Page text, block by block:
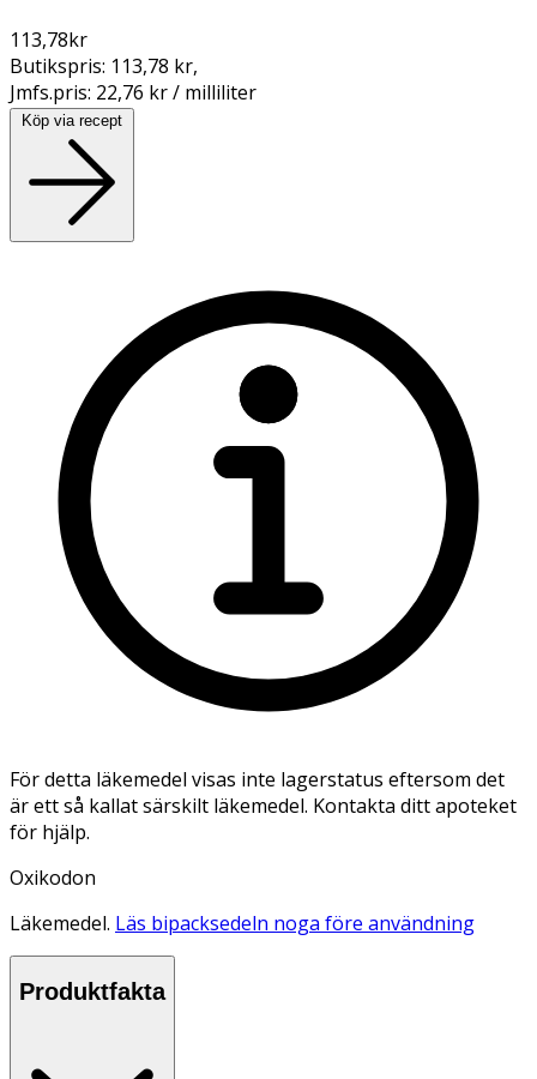
113,78kr
Butikspris: 113,78 kr,
Jmfs.pris: 22,76 kr / milliliter
Köp via recept
För detta läkemedel visas inte lagerstatus eftersom det
är ett så kallat särskilt läkemedel. Kontakta ditt apoteket
för hjälp.
Oxikodon
Läkemedel. Läs bipacksedeln noga före användning
Produktfakta